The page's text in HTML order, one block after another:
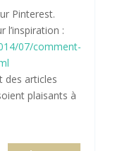
Pinterest.
l’inspiration :
07/comment-
des articles
plaisants à